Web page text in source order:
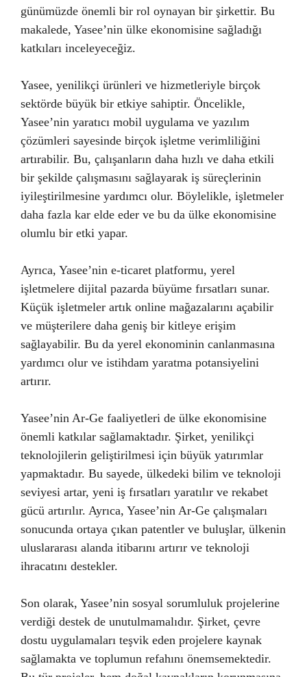
günümüzde önemli bir rol oynayan bir şirkettir. Bu
makalede, Yasee’nin ülke ekonomisine sağladığı
katkıları inceleyeceğiz.
Yasee, yenilikçi ürünleri ve hizmetleriyle birçok
sektörde büyük bir etkiye sahiptir. Öncelikle,
Yasee’nin yaratıcı mobil uygulama ve yazılım
çözümleri sayesinde birçok işletme verimliliğini
artırabilir. Bu, çalışanların daha hızlı ve daha etkili
bir şekilde çalışmasını sağlayarak iş süreçlerinin
iyileştirilmesine yardımcı olur. Böylelikle, işletmeler
daha fazla kar elde eder ve bu da ülke ekonomisine
olumlu bir etki yapar.
Ayrıca, Yasee’nin e-ticaret platformu, yerel
işletmelere dijital pazarda büyüme fırsatları sunar.
Küçük işletmeler artık online mağazalarını açabilir
ve müşterilere daha geniş bir kitleye erişim
sağlayabilir. Bu da yerel ekonominin canlanmasına
yardımcı olur ve istihdam yaratma potansiyelini
artırır.
Yasee’nin Ar-Ge faaliyetleri de ülke ekonomisine
önemli katkılar sağlamaktadır. Şirket, yenilikçi
teknolojilerin geliştirilmesi için büyük yatırımlar
yapmaktadır. Bu sayede, ülkedeki bilim ve teknoloji
seviyesi artar, yeni iş fırsatları yaratılır ve rekabet
gücü artırılır. Ayrıca, Yasee’nin Ar-Ge çalışmaları
sonucunda ortaya çıkan patentler ve buluşlar, ülkenin
uluslararası alanda itibarını artırır ve teknoloji
ihracatını destekler.
Son olarak, Yasee’nin sosyal sorumluluk projelerine
verdiği destek de unutulmamalıdır. Şirket, çevre
dostu uygulamaları teşvik eden projelere kaynak
sağlamakta ve toplumun refahını önemsemektedir.